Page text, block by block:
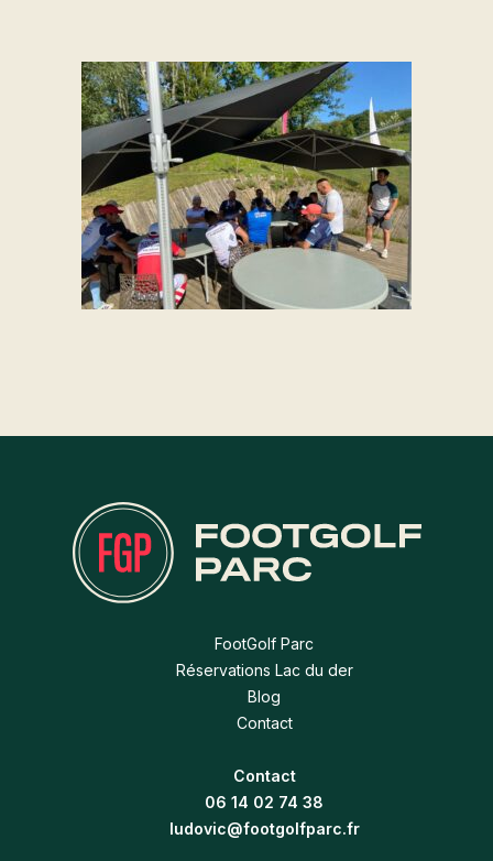
FootGolf Parc
Réservations Lac du der
Blog
Contact
Contact
06 14 02 74 38
ludovic@footgolfparc.fr